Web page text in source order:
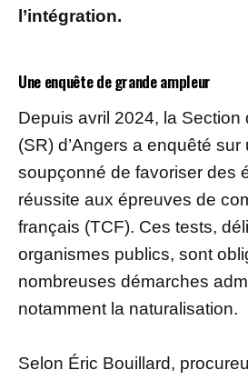
l’intégration.
Une enquête de grande ampleur
Depuis avril 2024, la Section
(SR) d’Angers a enquêté sur
soupçonné de favoriser des
réussite aux épreuves de
français (TCF). Ces tests,
organismes publics, sont
nombreuses démarches
notamment la naturalisation.
Selon Éric Bouillard,